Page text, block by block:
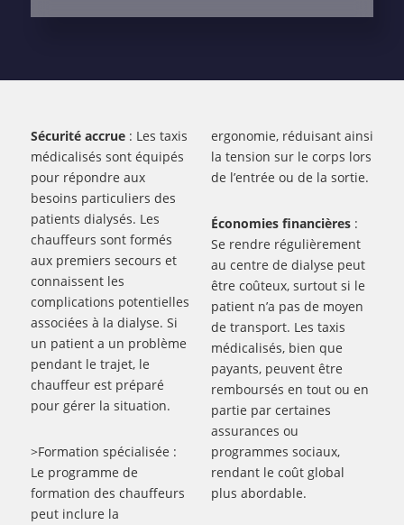
Sécurité accrue: Les taxis
médicalisés sont équipés
pour répondre aux
besoins particuliers des
patients dialysés. Les
chauffeurs sont formés
aux premiers secours et
connaissent les
complications potentielles
associées à la dialyse. Si
un patient a un problème
pendant le trajet, le
chauffeur est préparé
pour gérer la situation.
>Formation spécialisée :
Le programme de
formation des chauffeurs
peut inclure la
ergonomie, réduisant ainsi
la tension sur le corps lors
de l’entrée ou de la sortie.
Économies financières:
Se rendre régulièrement
au centre de dialyse peut
être coûteux, surtout si le
patient n’a pas de moyen
de transport. Les taxis
médicalisés, bien que
payants, peuvent être
remboursés en tout ou en
partie par certaines
assurances ou
programmes sociaux,
rendant le coût global
plus abordable.